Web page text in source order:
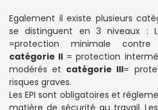
Egalement il existe plusieurs
se distinguent en 3 niveaux :
=protection minimale
catégorie II = protection
modérés et catégorie III=
risques graves.
Les EPI sont obligatoires et